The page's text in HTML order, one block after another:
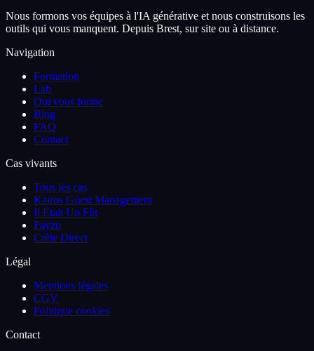
Nous formons vos équipes à l'IA générative et nous construisons les
outils qui vous manquent. Depuis Brest, sur site ou à distance.
Navigation
Formation
Lab
Qui vous forme
Blog
FAQ
Contact
Cas vivants
Tous les cas
Kairos Guest Management
Il Était Un Fût
Payzo
Crète Direct
Légal
Mentions légales
CGV
Politique cookies
Contact